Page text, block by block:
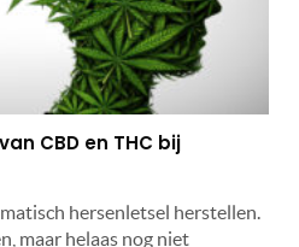
CBD en THC bij
hersenletsel herstellen.
maar helaas nog niet